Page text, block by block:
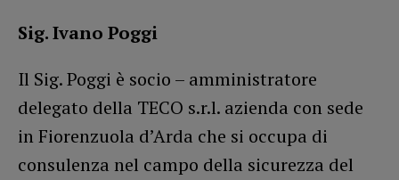
Sig. Ivano Poggi
Il Sig. Poggi è socio – amministratore
delegato della TECO s.r.l. azienda con sede
in Fiorenzuola d’Arda che si occupa di
consulenza nel campo della sicurezza del